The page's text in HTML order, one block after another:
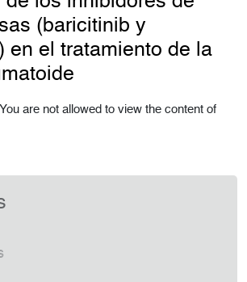
(baricitinib y
en el tratamiento de la
are not allowed to view the content of